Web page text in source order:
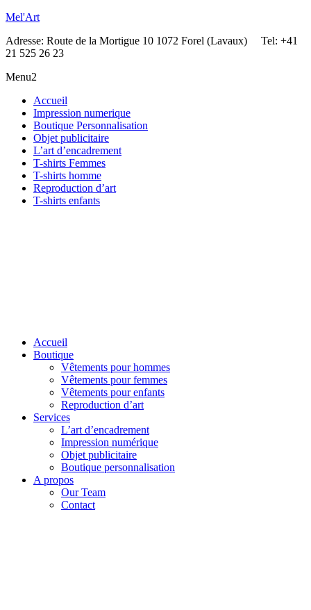
Mel'Art
Adresse: Route de la Mortigue 10 1072 Forel (Lavaux) Tel: +41
21 525 26 23
Menu2
Accueil
Impression numerique
Boutique Personnalisation
Objet publicitaire
L’art d’encadrement
T-shirts Femmes
T-shirts homme
Reproduction d’art
T-shirts enfants
Accueil
Boutique
Vêtements pour hommes
Vêtements pour femmes
Vêtements pour enfants
Reproduction d’art
Services
L’art d’encadrement
Impression numérique
Objet publicitaire
Boutique personnalisation
A propos
Our Team
Contact